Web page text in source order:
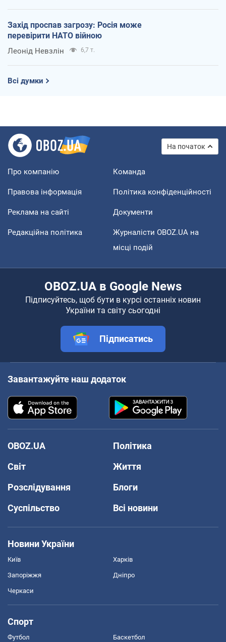
Захід проспав загрозу: Росія може
перевірити НАТО війною
Леонід Невзлін 6,7 т.
Всі думки
На початок
Про компанію Команда
Правова інформація Політика конфіденційності
Реклама на сайті Документи
Редакційна політика
Журналісти OBOZ.UA на
місці подій
OBOZ.UA в Google News
Підписуйтесь, щоб бути в курсі останніх новин
України та світу сьогодні
Підписатись
Завантажуйте наш додаток
OBOZ.UA
Політика
Світ
Життя
Розслідування
Блоги
Суспільство
Всі новини
Новини України
Київ Харків
Запоріжжя Дніпро
Черкаси
Спорт
Футбол Баскетбол